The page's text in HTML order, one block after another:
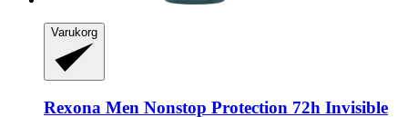
Varukorg
Rexona Men Nonstop Protection 72h Invisible